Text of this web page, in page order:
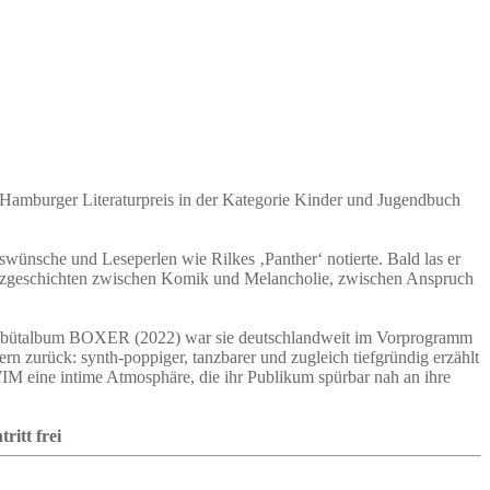
Literaturpreis in der Kategorie Kinder und Jugendbuch
und Leseperlen wie Rilkes ‚Panther‘ notierte. Bald las er
zwischen Komik und Melancholie, zwischen Anspruch
BOXER (2022) war sie deutschlandweit im Vorprogramm
zurück: synth-poppiger, tanzbarer und zugleich tiefgründig erzählt
eine intime Atmosphäre, die ihr Publikum spürbar nah an ihre
frei